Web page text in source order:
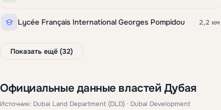
Lycée Français International Georges Pompidou 2,2 км
Показать ещё (32)
Официальные данные властей Дубая
Источник: Dubai Land Department (DLD) · Dubai Development